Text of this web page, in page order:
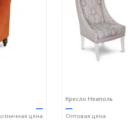
—
цена
Кресло Неаполь
—
Оптовая цена